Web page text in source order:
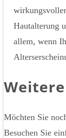
Hautalterung
allem, wenn
Möchten Sie
Besuchen Sie